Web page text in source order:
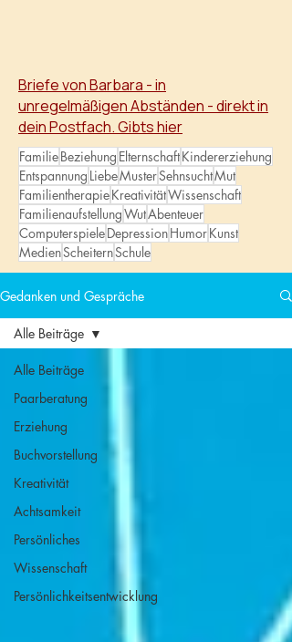
wachsen.
Briefe von Barbara - in
unregelmäßigen Abständen - direkt in
dein Postfach. Gibts hier
FamilieBeziehung ElternschaftKindererziehung
Entspannung LiebeMusterSehnsuchtMut
FamilientherapieKreativitätWissenschaft
FamilienaufstellungWutAbenteuer
ComputerspieleDepressionHumorKunst
MedienScheiternSchule
Gedanken und Gespräche
Alle Beiträge
Paarberatung
Erziehung
Buchvorstellung
Kreativität
Achtsamkeit
Persönliches
Wissenschaft
Persönlichkeitsentwicklung
Alle Beiträge